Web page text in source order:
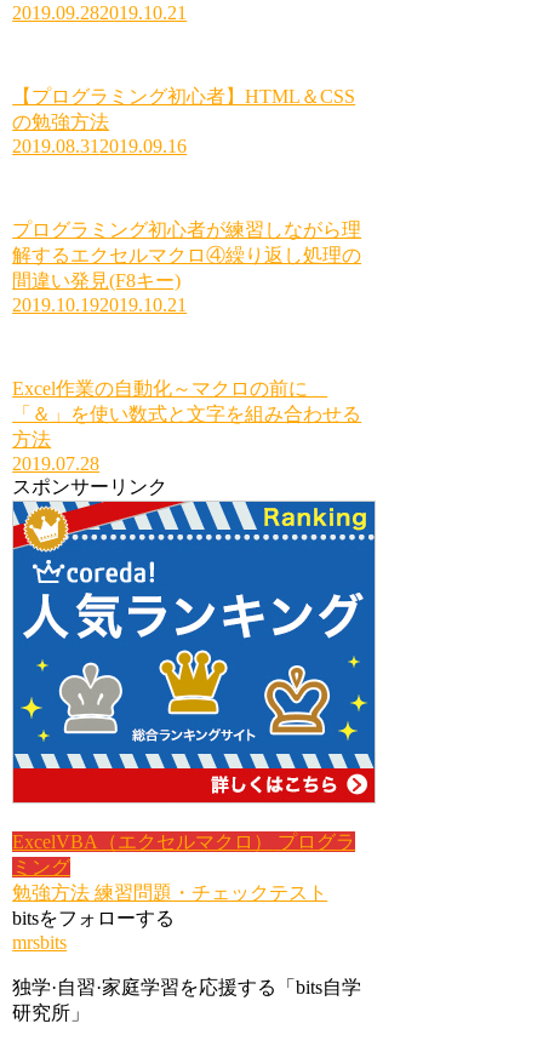
2019.09.282019.10.21
【プログラミング初心者】HTML＆CSS
の勉強方法
2019.08.31 2019.09.16
プログラミング初心者が練習しながら理
解するエクセルマクロ④繰り返し処理の
間違い発見(F8キー)
2019.10.192019.10.21
Excel作業の自動化～マクロの前に
「＆」を使い数式と文字を組み合わせる
方法
2019.07.28
スポンサーリンク
ExcelVBA（エクセルマクロ）
プログラ
ミング
勉強方法 練習問題・チェックテスト
bitsをフォローする
mrsbits
独学·自習·家庭学習を応援する「bits自学
研究所」